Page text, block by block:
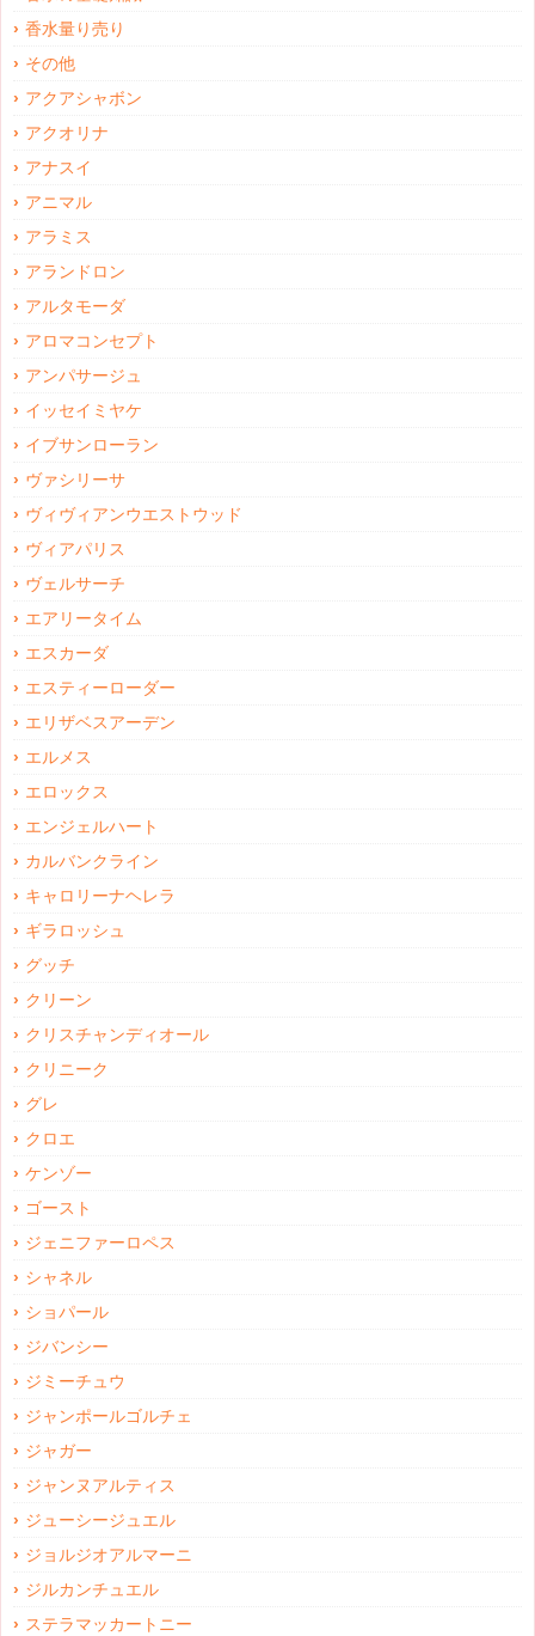
香水量り売り
その他
アクアシャボン
アクオリナ
アナスイ
アニマル
アラミス
アランドロン
アルタモーダ
アロマコンセプト
アンパサージュ
イッセイミヤケ
イブサンローラン
ヴァシリーサ
ヴィヴィアンウエストウッド
ヴィアパリス
ヴェルサーチ
エアリータイム
エスカーダ
エスティーローダー
エリザベスアーデン
エルメス
エロックス
エンジェルハート
カルバンクライン
キャロリーナヘレラ
ギラロッシュ
グッチ
クリーン
クリスチャンディオール
クリニーク
グレ
クロエ
ケンゾー
ゴースト
ジェニファーロペス
シャネル
ショパール
ジバンシー
ジミーチュウ
ジャンポールゴルチェ
ジャガー
ジャンヌアルティス
ジューシージュエル
ジョルジオアルマーニ
ジルカンチュエル
ステラマッカートニー